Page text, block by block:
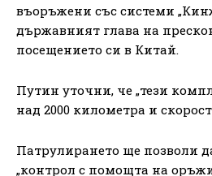
въоръжени със системи
държавният глава на
посещението си в Китай.
Путин уточни, че „тези
над 2000 километра и
Патрулирането ще позволи
„контрол с помощта на